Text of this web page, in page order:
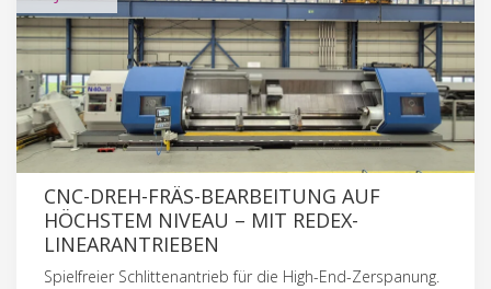
CNC-DREH-FRÄS-BEARBEITUNG AUF
HÖCHSTEM NIVEAU – MIT REDEX-
LINEARANTRIEBEN
Spielfreier Schlittenantrieb für die High-End-Zerspanung.